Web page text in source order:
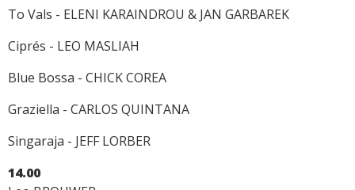
To Vals - ELENI KARAINDROU & JAN GARBAREK
Ciprés - LEO MASLIAH
Blue Bossa - CHICK COREA
Graziella - CARLOS QUINTANA
Singaraja - JEFF LORBER
14.00